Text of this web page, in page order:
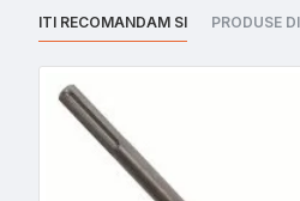
ITI RECOMANDAM SI PRODUSE